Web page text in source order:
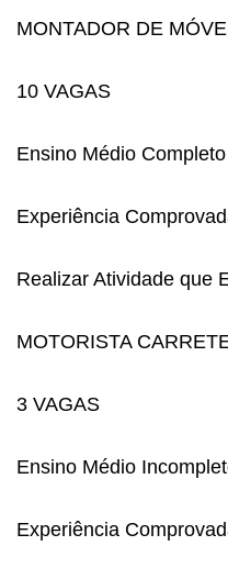
MONTADOR DE
10 VAGAS
Ensino Médio Completo
Experiência
Realizar Atividade que
MOTORISTA
3 VAGAS
Ensino Médio
Experiência